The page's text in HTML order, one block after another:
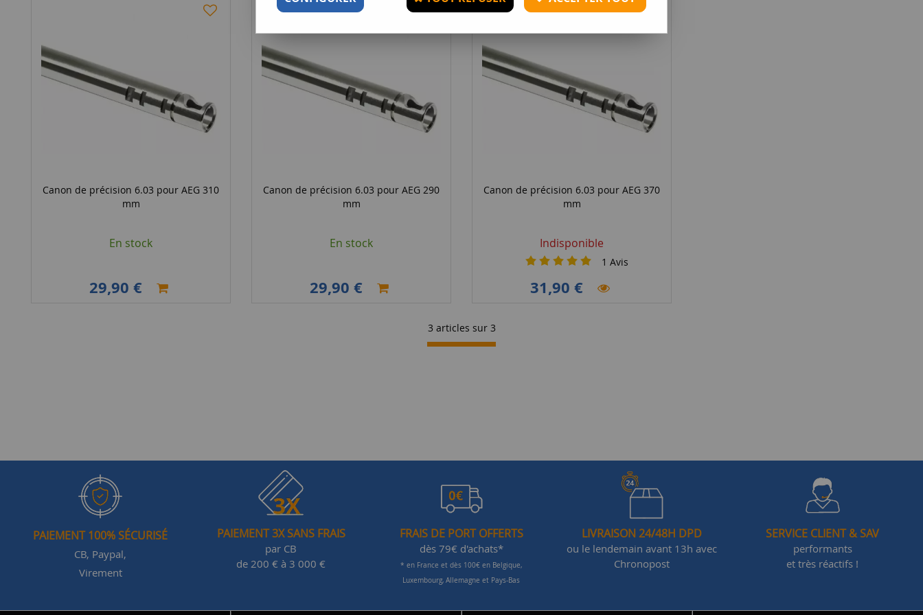
Canon de précision 6.03 pour AEG 310
mm
En stock
29,90 €
Canon de précision 6.03 pour AEG 290
mm
En stock
29,90 €
Canon de précision 6.03 pour AEG 370
mm
Indisponible
1 Avis
31,90 €
3 articles sur 3
PAIEMENT 100% SÉCURISÉ
CB, Paypal,
Virement
PAIEMENT 3X SANS FRAIS
par CB
de 200 € à 3 000 €
FRAIS DE PORT OFFERTS
dès 79€ d'achats*
* en France et dès 100€ en Belgique,
Luxembourg, Allemagne et Pays-Bas
LIVRAISON 24/48H DPD
ou le lendemain avant 13h avec
Chronopost
SERVICE CLIENT & SAV
performants
et très réactifs !